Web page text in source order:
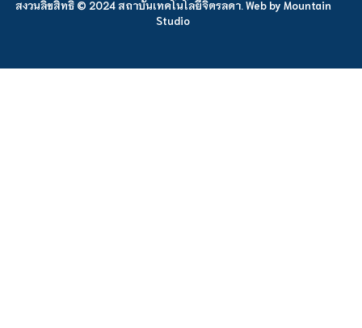
สงวนลิขสิทธิ์ © 2024 สถาบันเทคโนโลยีจิตรลดา. Web by Mountain
Studio